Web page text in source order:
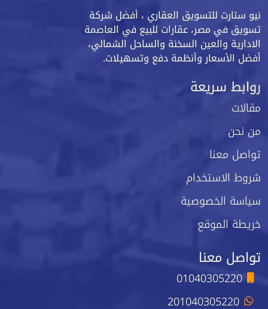
نيو ستارت للتسويق العقاري ، أفضل شركة
تسويق في مصر، عقارات للبيع في العاصمة
الادارية والعين السخنة والساحل الشمالي،
أفضل الأسعار وأنظمة دفع وتسهيلات.
روابط سريعة
مقالات
من نحن
تواصل معنا
شروط الاستخدام
سياسة الخصوصية
خريطة الموقع
تواصل معنا
01040305220
201040305220